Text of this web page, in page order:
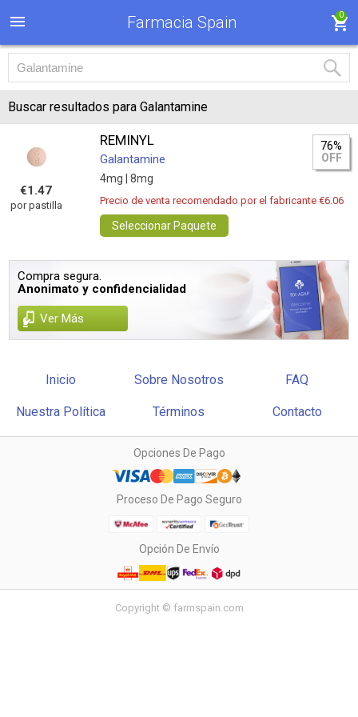
Farmacia Spain 0
Buscar resultados para Galantamine
€1.47
por pastilla
REMINYL
Galantamine
4mg | 8mg
76%
OFF
Precio de venta recomendado por el fabricante €6.06
Seleccionar Paquete
Compra segura.
Anonimato y confidencialidad
Ver Más
Inicio Sobre Nosotros FAQ
Nuestra Política Términos Contacto
Opciones De Pago
Proceso De Pago Seguro
Opción De Envío
Copyright © farmspain.com